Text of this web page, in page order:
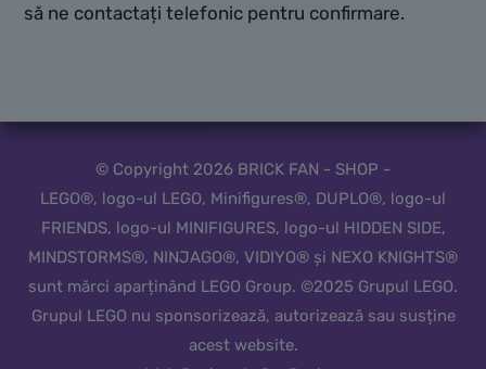
să ne contactați telefonic pentru confirmare.
© Copyright 2026 BRICK FAN - SHOP -
LEGO®, logo-ul LEGO, Minifigures®, DUPLO®, logo-ul
FRIENDS, logo-ul MINIFIGURES, logo-ul HIDDEN SIDE,
MINDSTORMS®, NINJAGO®, VIDIYO® și NEXO KNIGHTS®
sunt mărci aparținând LEGO Group. ©2025 Grupul LEGO.
Grupul LEGO nu sponsorizează, autorizează sau susține
acest website.